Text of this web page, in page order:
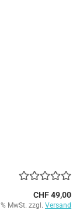
CHF 49,00
MwSt. zzgl. Versand